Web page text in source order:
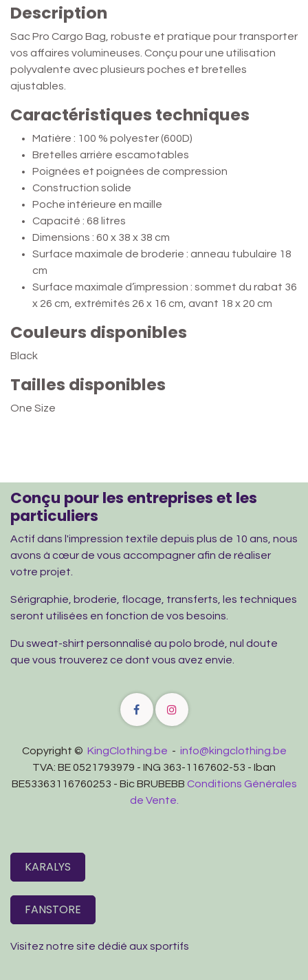
Description
Sac Pro Cargo Bag, robuste et pratique pour transporter
vos affaires volumineuses. Conçu pour une utilisation
polyvalente avec plusieurs poches et bretelles
ajustables.
Caractéristiques techniques
Matière : 100 % polyester (600D)
Bretelles arrière escamotables
Poignées et poignées de compression
Construction solide
Poche intérieure en maille
Capacité : 68 litres
Dimensions : 60 x 38 x 38 cm
Surface maximale de broderie : anneau tubulaire 18
cm
Surface maximale d’impression : sommet du rabat 36
x 26 cm, extrémités 26 x 16 cm, avant 18 x 20 cm
Couleurs disponibles
Black
Tailles disponibles
One Size
Conçu pour les entreprises et les
particuliers
Actif dans l'impression textile depuis plus de 10 ans, nous
avons à cœur de vous accompagner afin de réaliser
votre projet.
Sérigraphie, broderie, flocage, transferts, les techniques
seront utilisées en fonction de vos besoins.
Du sweat-shirt personnalisé au polo brodé, nul doute
que vous trouverez ce dont vous avez envie.
Copyright © KingClothing.be - info@kingclothing.be
TVA: BE 0521793979 - ING 363-1167602-53 - Iban
BE53363116760253 - Bic BRUBEBB Conditions Générales
de Vente.
KARALYS
FANSTORE
Visitez notre site dédié aux sportifs